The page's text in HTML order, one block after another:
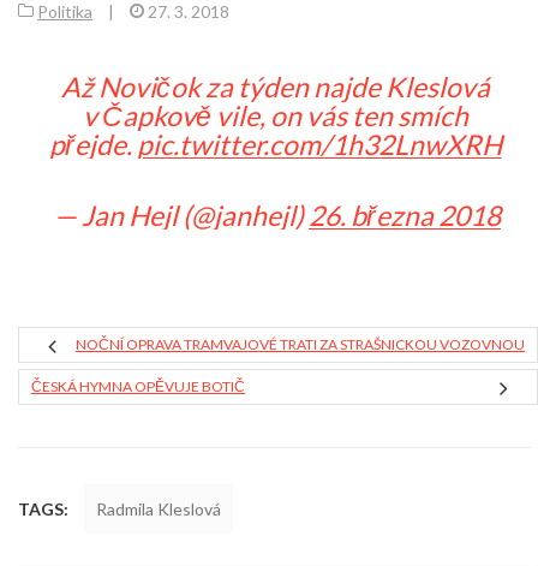
Politika | 27. 3. 2018
Až Novičok za týden najde Kleslová
v Čapkově vile, on vás ten smích
přejde. pic.twitter.com/1h32LnwXRH
— Jan Hejl (@janhejl)26. března 2018
NOČNÍ OPRAVA TRAMVAJOVÉ TRATI ZA STRAŠNICKOU VOZOVNOU
ČESKÁ HYMNA OPĚVUJE BOTIČ
TAGS: Radmila Kleslová